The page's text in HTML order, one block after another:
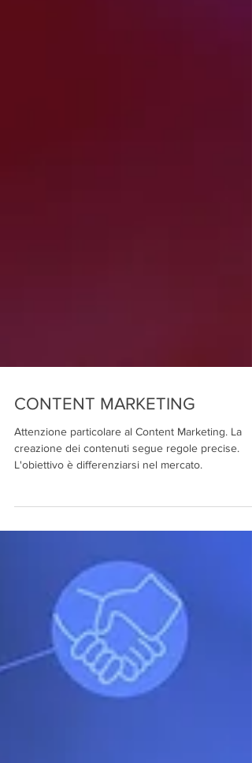
CONTENT MARKETING
Attenzione particolare al Content Marketing. La
creazione dei contenuti segue regole precise.